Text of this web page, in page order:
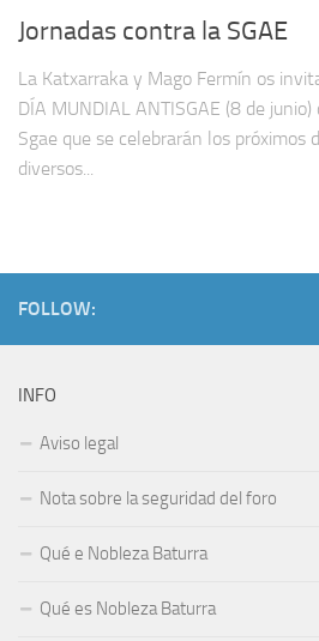
Jornadas contra la SGAE
La Katxarraka y Mago Fermín os
DÍA MUNDIAL ANTISGAE (8 de
Sgae que se celebrarán los próximos
diversos...
FOLLOW:
INFO
Aviso legal
Nota sobre la seguridad del foro
Qué e Nobleza Baturra
Qué es Nobleza Baturra